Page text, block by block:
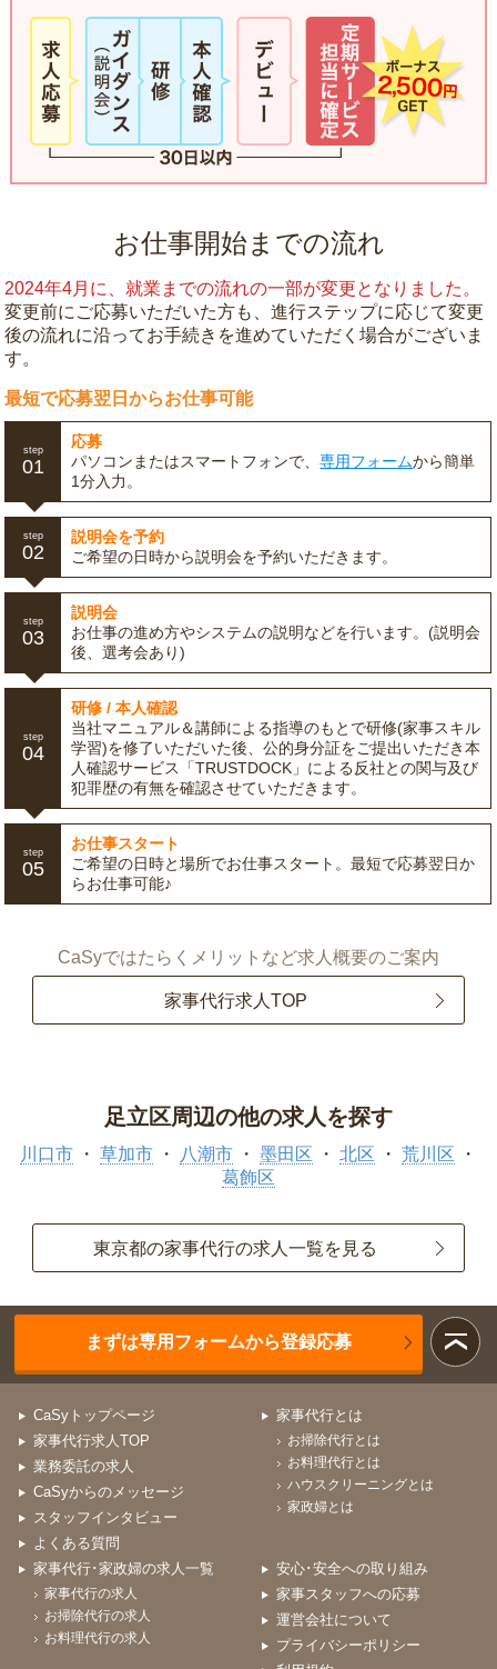
お仕事開始までの流れ
2024年4月に、就業までの流れの一部が変更となりました。
変更前にご応募いただいた方も、進行ステップに応じて変更
後の流れに沿ってお手続きを進めていただく場合がございま
す。
最短で応募翌日からお仕事可能
step
01
応募
パソコンまたはスマートフォンで、専用フォームから簡単
1分入力。
step
02
説明会を予約
ご希望の日時から説明会を予約いただきます。
step
03
説明会
お仕事の進め方やシステムの説明などを行います。(説明会
後、選考会あり)
step
04
研修 / 本人確認
当社マニュアル＆講師による指導のもとで研修(家事スキル
学習)を修了いただいた後、公的身分証をご提出いただき本
人確認サービス「TRUSTDOCK」による反社との関与及び
犯罪歴の有無を確認させていただきます。
step
05
お仕事スタート
ご希望の日時と場所でお仕事スタート。最短で応募翌日か
らお仕事可能♪
CaSyではたらくメリットなど求人概要のご案内
家事代行求人TOP
足立区周辺の他の求人を探す
川口市 草加市 八潮市 墨田区 北区
荒川区
葛飾区
東京都の家事代行の求人一覧を見る
まずは専用フォームから登録応募
CaSyトップページ
家事代行求人TOP
業務委託の求人
CaSyからのメッセージ
スタッフインタビュー
よくある質問
家事代行とは
お掃除代行とは
お料理代行とは
ハウスクリーニングとは
家政婦とは
家事代行･家政婦の求人一覧
家事代行の求人
お掃除代行の求人
お料理代行の求人
安心･安全への取り組み
家事スタッフへの応募
運営会社について
プライバシーポリシー